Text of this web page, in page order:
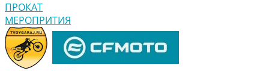
ПРОКАТ
МЕРОПРИТИЯ